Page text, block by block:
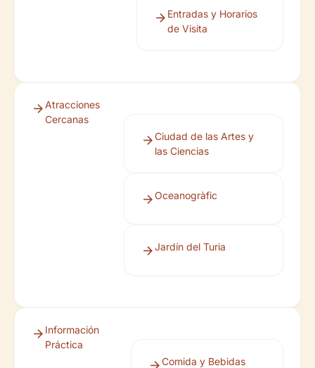
Entradas y Horarios
de Visita
Atracciones
Cercanas
Ciudad de las Artes y
las Ciencias
Oceanogràfic
Jardín del Turia
Información
Práctica
Comida y Bebidas